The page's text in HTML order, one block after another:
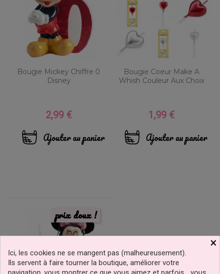
Bougie Mickey Chiffre 0
Disney
Prix
2,99 €
Ajouter au panier
Bougie Coeur Make A
Whish Couleur Aux Choix
Prix
1,99 €
Ajouter au panier
prix doux !
×
Ici, les cookies ne se mangent pas (malheureusement).
Ils servent à faire tourner la boutique, améliorer votre
navigation, vous montrer ce que vous aimez et parfois… vous